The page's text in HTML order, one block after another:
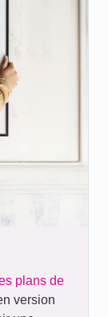
plans de
version